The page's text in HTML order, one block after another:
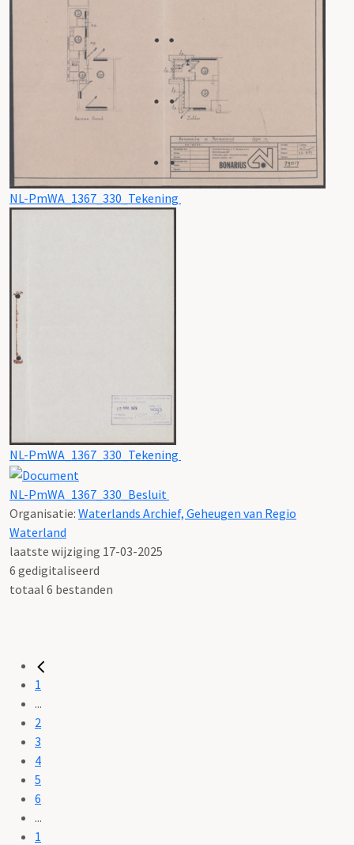
NL-PmWA_1367_330_Tekening
NL-PmWA_1367_330_Tekening
NL-PmWA_1367_330_Besluit
Organisatie: Waterlands Archief, Geheugen van Regio
Waterland
laatste wijziging 17-03-2025
6 gedigitaliseerd
totaal 6 bestanden
1
...
2
3
4
5
6
...
1